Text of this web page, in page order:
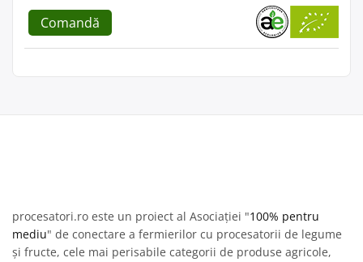
Comandă
procesatori.ro este un proiect al Asociației "100% pentru
mediu" de conectare a fermierilor cu procesatorii de legume
și fructe, cele mai perisabile categorii de produse agricole,